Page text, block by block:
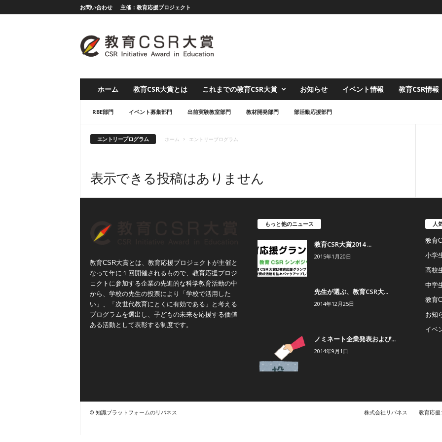
お問い合わせ 主催：教育応援プロジェクト
応
援
旧
賞
ホーム 教育CSR大賞とは これまでの教育CSR大賞 お知らせ イベント情報 教育CSR情報
RBE部門 イベント募集部門 出前実験教室部門 教材開発部門 部活動応援部門
エントリープログラム ホーム エントリープログラム
表示できる投稿はありません
教育CSR大賞とは、教育応援プロジェクトが主催と
なって年に１回開催されるもので、教育応援プロジ
ェクトに参加する企業の先進的な科学教育活動の中
から、学校の先生の投票により「学校で活用した
い」、「次世代教育にとくに有効である」と考える
プログラムを選出し、子どもの未来を応援する価値
ある活動として表彰する制度です。
もっと他のニュース
教育CSR大賞2014 ...
2015年1月20日
先生が選ぶ、教育CSR大...
2014年12月25日
ノミネート企業発表および...
2014年9月1日
人
教育
小学
高校
中学
教育
お知
イベ
株式会社リバネス 教育応援
© 知識プラットフォームのリバネス